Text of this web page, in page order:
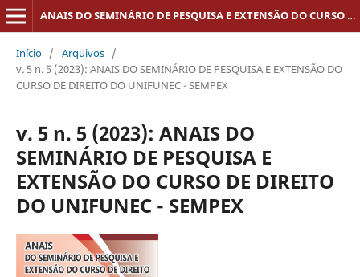
ANAIS DO SEMINÁRIO DE PESQUISA E EXTENSÃO DO CURSO DE DIREITO DO UNIFUNEC - SEMPEX
Início / Arquivos /
v. 5 n. 5 (2023): ANAIS DO SEMINÁRIO DE PESQUISA E EXTENSÃO DO
CURSO DE DIREITO DO UNIFUNEC - SEMPEX
v. 5 n. 5 (2023): ANAIS DO
SEMINÁRIO DE PESQUISA E
EXTENSÃO DO CURSO DE DIREITO
DO UNIFUNEC - SEMPEX